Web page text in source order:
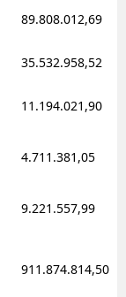
89.808.012,69
35.532.958,52
11.194.021,90
4.711.381,05
9.221.557,99
911.874.814,50